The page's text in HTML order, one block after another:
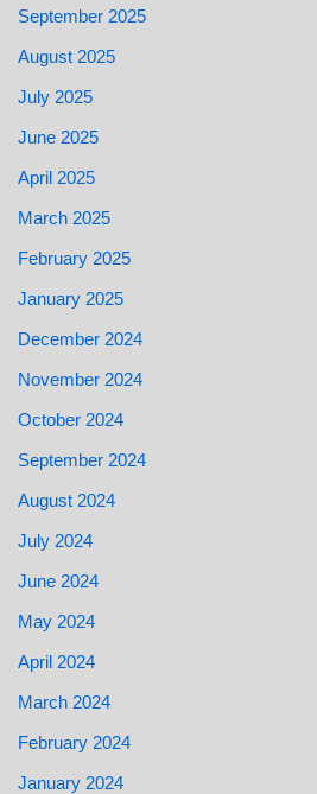
September 2025
August 2025
July 2025
June 2025
April 2025
March 2025
February 2025
January 2025
December 2024
November 2024
October 2024
September 2024
August 2024
July 2024
June 2024
May 2024
April 2024
March 2024
February 2024
January 2024